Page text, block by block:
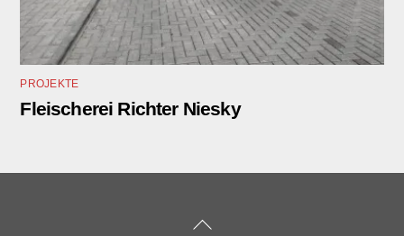
PROJEKTE
Fleischerei Richter Niesky
To